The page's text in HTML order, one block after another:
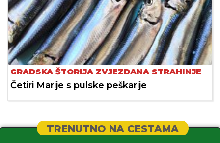
GRADSKA ŠTORIJA ZVJEZDANA STRAHINJE
Četiri Marije s pulske peškarije
TRENUTNO NA CESTAMA